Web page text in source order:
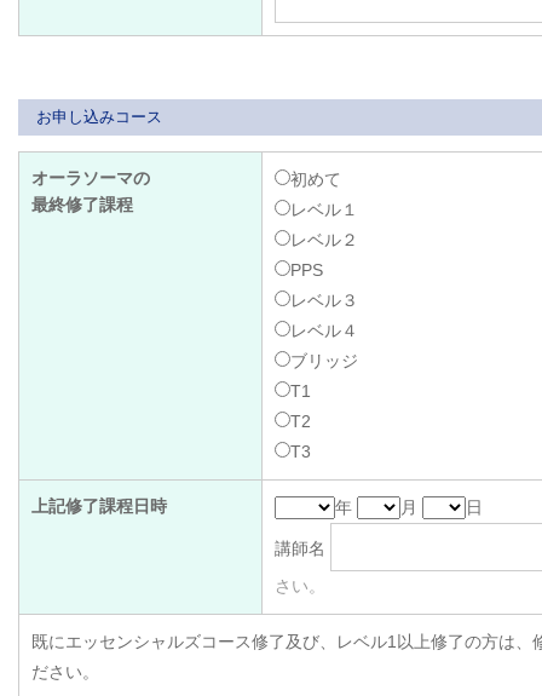
お申し込みコース
オーラソーマの
最終修了課程
初めて
レベル１
レベル２
PPS
レベル３
レベル４
ブリッジ
T1
T2
T3
上記修了課程日時 年 月 日
講師名
さい。
既にエッセンシャルズコース修了及び、レベル1以上修了の方は
ださい。